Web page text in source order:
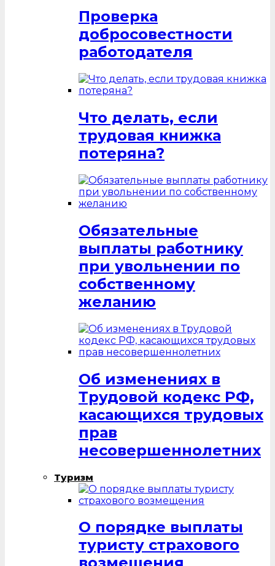
Проверка
добросовестности
работодателя
Что делать, если
трудовая книжка
потеряна?
Обязательные
выплаты работнику
при увольнении по
собственному
желанию
Об изменениях в
Трудовой кодекс РФ,
касающихся трудовых
прав
несовершеннолетних
Туризм
О порядке выплаты
туристу страхового